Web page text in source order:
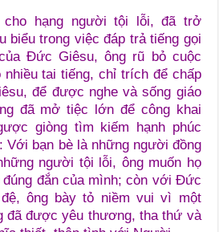
cho hạng người tội lỗi, đã trở
biểu trong việc đáp trả tiếng gọi
Đức Giêsu, ông rũ bỏ cuộc
tai tiếng, chỉ trích để chấp
để được nghe và sống giáo
đã mở tiệc lớn để công khai
giòng tìm kiếm hạnh phúc
Với bạn bè là những người đồng
người tội lỗi, ông muốn họ
đắn của mình; còn với Đức
ông bày tỏ niềm vui vì một
đã được yêu thương, tha thứ và